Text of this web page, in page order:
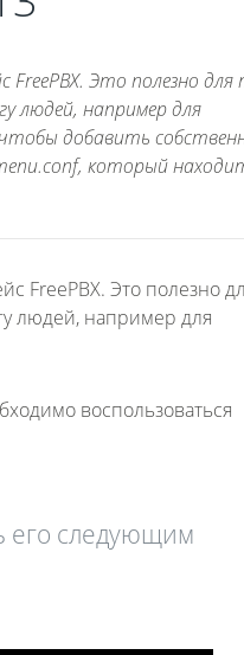
Это полезно для
людей, например для
добавить
который
FreePBX. Это полезно
людей, например для
воспользоваться
его следующим